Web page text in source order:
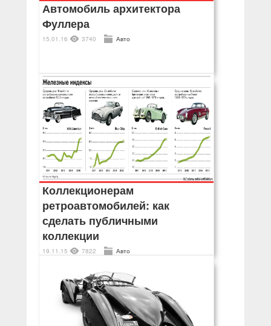
Автомобиль архитектора
Фуллера
15.01.16 3740 Авто
Коллекционерам
ретроавтомобилей: как
сделать публичными
коллекции
19.11.15 7822 Авто